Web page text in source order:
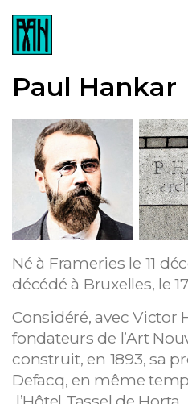
Paul Hankar
Né à Frameries le 11
décédé à Bruxelles, le
Considéré, avec Victor
fondateurs de l’Art
construit, en 1893, sa
Defacq, en même